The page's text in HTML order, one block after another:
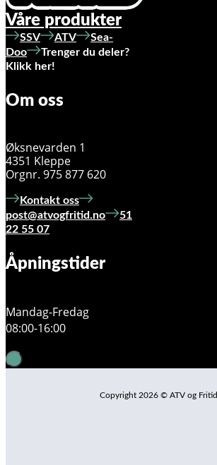
Våre produkter
SSV ATV
Sea-
Doo
Trenger du deler?
Klikk her!
Om oss
Øksnevarden 1
4351 Kleppe
Orgnr. 975 877 620
Kontakt oss
post@atvogfritid.no
51
22 55 07
Åpningstider
Mandag-Fredag
08:00-16:00
Copyright 2026 © ATV og Fritid